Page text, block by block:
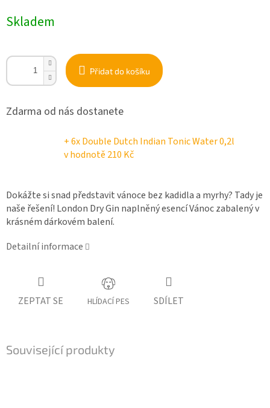
cena:
Skladem
Přidat do košíku
Zdarma od nás dostanete
+ 6x Double Dutch Indian Tonic Water 0,2l
v hodnotě 210 Kč
Dokážte si snad představit vánoce bez kadidla a myrhy? Tady je
naše řešení! London Dry Gin naplněný esencí Vánoc zabalený v
krásném dárkovém balení.
Detailní informace
ZEPTAT SE HLÍDACÍ PES SDÍLET
Související produkty